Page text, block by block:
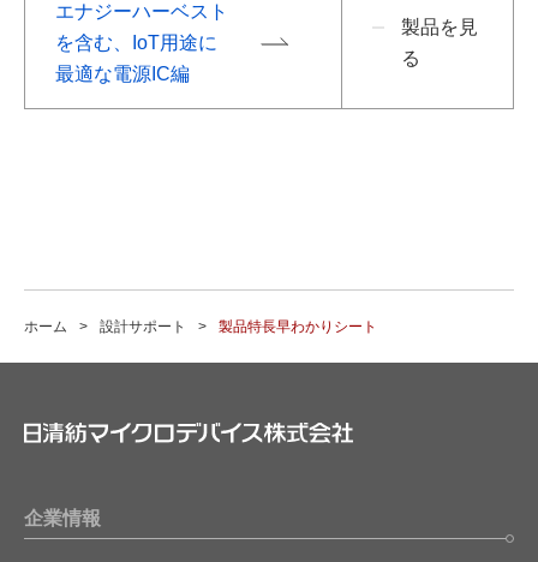
エナジーハーベスト
を含む、IoT用途に
最適な電源IC編
製品を見
る
ホーム 設計サポート 製品特長早わかりシート
企業情報